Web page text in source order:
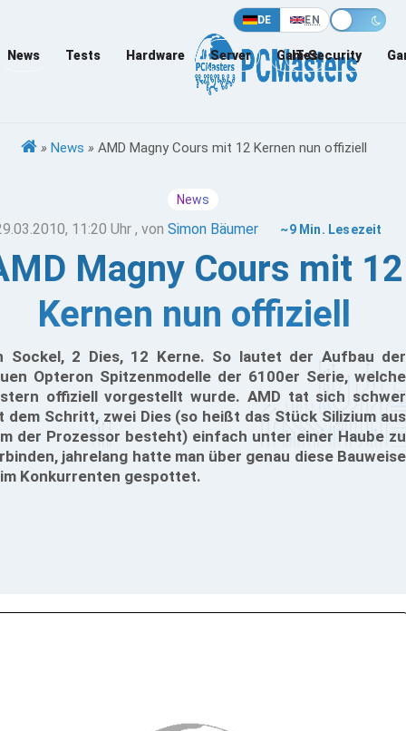
DE EN
News Tests Hardware Server Games
IT-Security
» News » AMD Magny Cours mit 12 Kernen nun offiziell
News
11:20 Uhr , vonSimon Bäumer ~9 Min. Lesezeit
Magny Cours mit 12
Kernen nun offiziell
Sockel, 2 Dies, 12 Kerne. So lautet der Aufbau der
Opteron Spitzenmodelle der 6100er Serie, welche
offiziell vorgestellt wurde. AMD tat sich schwer
dem Schritt, zwei Dies (so heißt das Stück Silizium aus
der Prozessor besteht) einfach unter einer Haube zu
jahrelang hatte man über genau diese Bauweise
Konkurrenten gespottet.